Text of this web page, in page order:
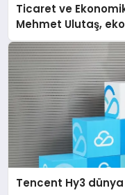
Ticaret ve
Mehmet Ulutaş,
açıklamada
Tencent Hy3